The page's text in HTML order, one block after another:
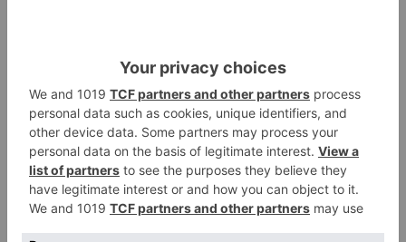
proceso de realojo
3
Un libro rescata la historia y
memoria del pueblo burgalés de
Huérmeces
4